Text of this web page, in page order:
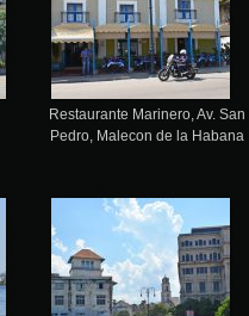
Restaurante Marinero, Av. San
Pedro, Malecon de la Habana